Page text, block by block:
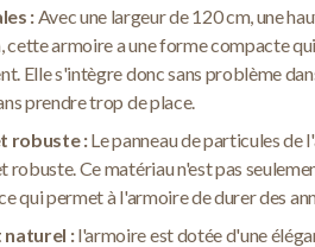
:Avec une largeur de 120 cm, une
cette armoire a une forme compacte
Elle s'intègre donc sans problème
prendre trop de place.
robuste :Le panneau de particules de
Ce matériau n'est pas
qui permet à l'armoire de durer des
:l'armoire est dotée d'une